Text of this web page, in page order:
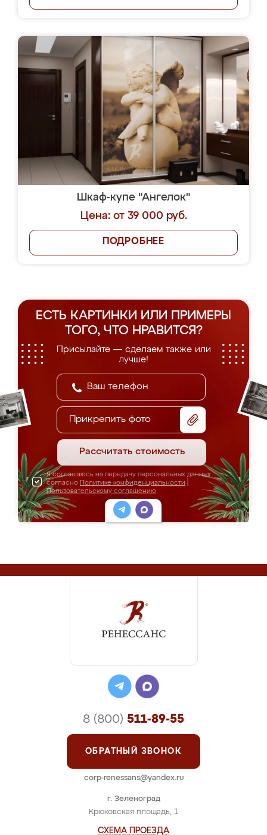
Шкаф-купе "Ангелок"
Цена: от 39 000 руб.
ПОДРОБНЕЕ
ЕСТЬ КАРТИНКИ ИЛИ ПРИМЕРЫ
ТОГО, ЧТО НРАВИТСЯ?
Присылайте — сделаем также или
лучше!
Прикрепить фото
Рассчитать стоимость
Я соглашаюсь на передачу персональных данных
согласно Политике конфиденциальности
Пользовательскому соглашению
г. Зеленоград
Крюковская площадь, 1
СХЕМА ПРОЕЗДА
8 (800) 511-89-55
ОБРАТНЫЙ ЗВОНОК
corp-renessans@yandex.ru